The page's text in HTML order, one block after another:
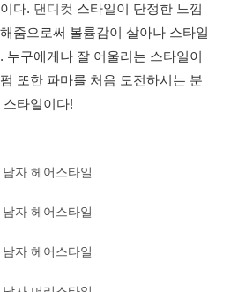
다. 댄디컷 스타일이 단정한 느낌
줌으로써 볼륨감이 살아나 스타일
누구에게나 잘 어울리는 스타일이
또한 파마를 처음 도전하시는 분
타일이다!